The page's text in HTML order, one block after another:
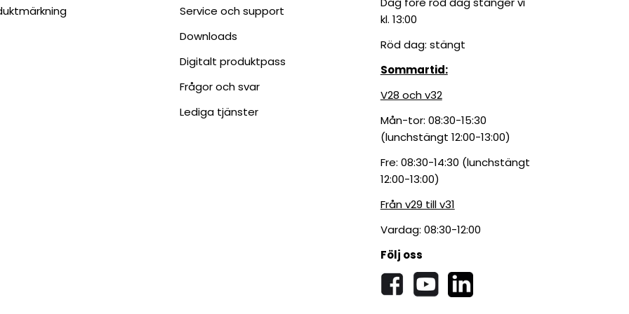
Service och support
Downloads
Digitalt produktpass
Frågor och svar
Lediga tjänster
kl. 13:00
Röd dag: stängt
Sommartid:
V28 och v32
Mån-tor: 08:30-15:30
(lunchstängt 12:00-13:00)
Fre: 08:30-14:30 (lunchstängt
12:00-13:00)
Från v29 till v31
Vardag: 08:30-12:00
Följ oss